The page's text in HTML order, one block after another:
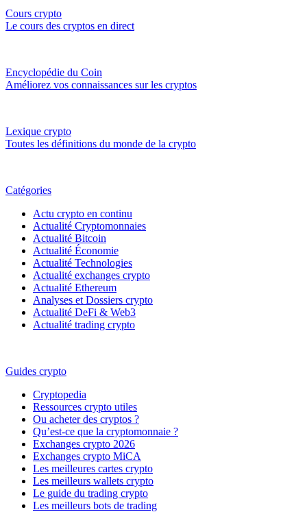
Cours crypto
Le cours des cryptos en direct
Encyclopédie du Coin
Améliorez vos connaissances sur les cryptos
Lexique crypto
Toutes les définitions du monde de la crypto
Catégories
Actu crypto en continu
Actualité Cryptomonnaies
Actualité Bitcoin
Actualité Économie
Actualité Technologies
Actualité exchanges crypto
Actualité Ethereum
Analyses et Dossiers crypto
Actualité DeFi & Web3
Actualité trading crypto
Guides crypto
Cryptopedia
Ressources crypto utiles
Ou acheter des cryptos ?
Qu’est-ce que la cryptomonnaie ?
Exchanges crypto 2026
Exchanges crypto MiCA
Les meilleures cartes crypto
Les meilleurs wallets crypto
Le guide du trading crypto
Les meilleurs bots de trading